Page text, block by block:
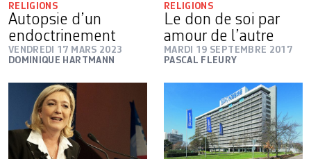
RELIGIONS
Autopsie d’un
endoctrinement
VENDREDI 17 MARS 2023
DOMINIQUE HARTMANN
RELIGIONS
Le don de soi par
amour de l’autre
MARDI 19 SEPTEMBRE 2017
PASCAL FLEURY